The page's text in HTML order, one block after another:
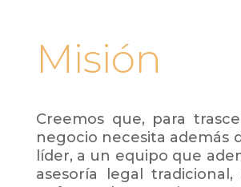
Misión
Creemos que, para
negocio necesita además
líder, a un equipo que
asesoría legal